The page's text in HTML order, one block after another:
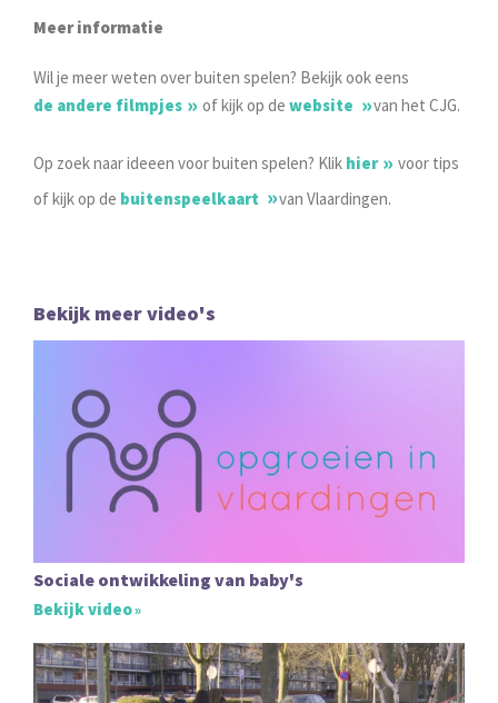
Meer informatie
Wil je meer weten over buiten spelen? Bekijk ook eens
de andere filmpjes
of kijk op de website van het CJG.
Op zoek naar ideeen voor buiten spelen? Klik hier
voor tips
of kijk op de buitenspeelkaart van Vlaardingen.
Bekijk meer video's
Sociale ontwikkeling van baby's
Bekijk video